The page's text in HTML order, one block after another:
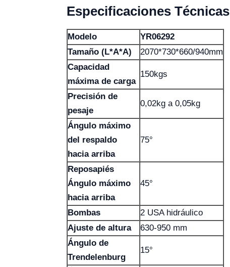
Especificaciones Técnicas
Modelo
YR06292
Tamaño (L*A*A)
2070*730*660/940mm
Capacidad
máxima de carga
150kgs
Precisión de
pesaje
0,02kg a 0,05kg
Ángulo máximo
del respaldo
hacia arriba
75°
Reposapiés
Ángulo máximo
hacia arriba
45°
Bombas
2 USA hidráulico
Ajuste de altura
630-950 mm
Ángulo de
Trendelenburg
15°